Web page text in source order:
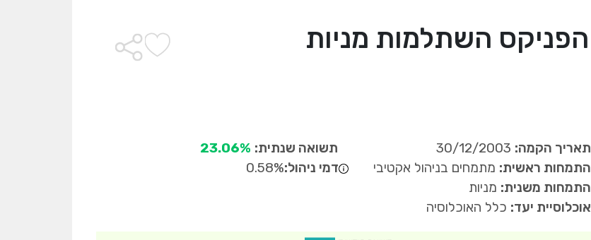
הפניקס השתלמות מניות
תאריך הקמה:
התמחות ראשית: מתמחים בניהול אקטיבי
התמחות משנית: מניות
אוכלוסיית יעד: כלל האוכלוסיה
תשואה שנתית: 23.06%
דמי ניהול:0.58%